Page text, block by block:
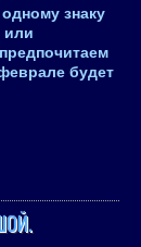
знаку
или
будет